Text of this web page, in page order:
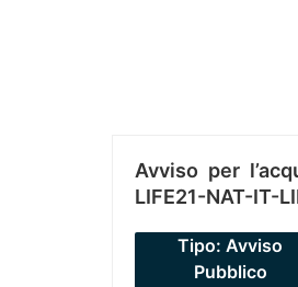
Avviso per
LIFE21-NAT-IT-
Tipo: Avviso
Pubblico